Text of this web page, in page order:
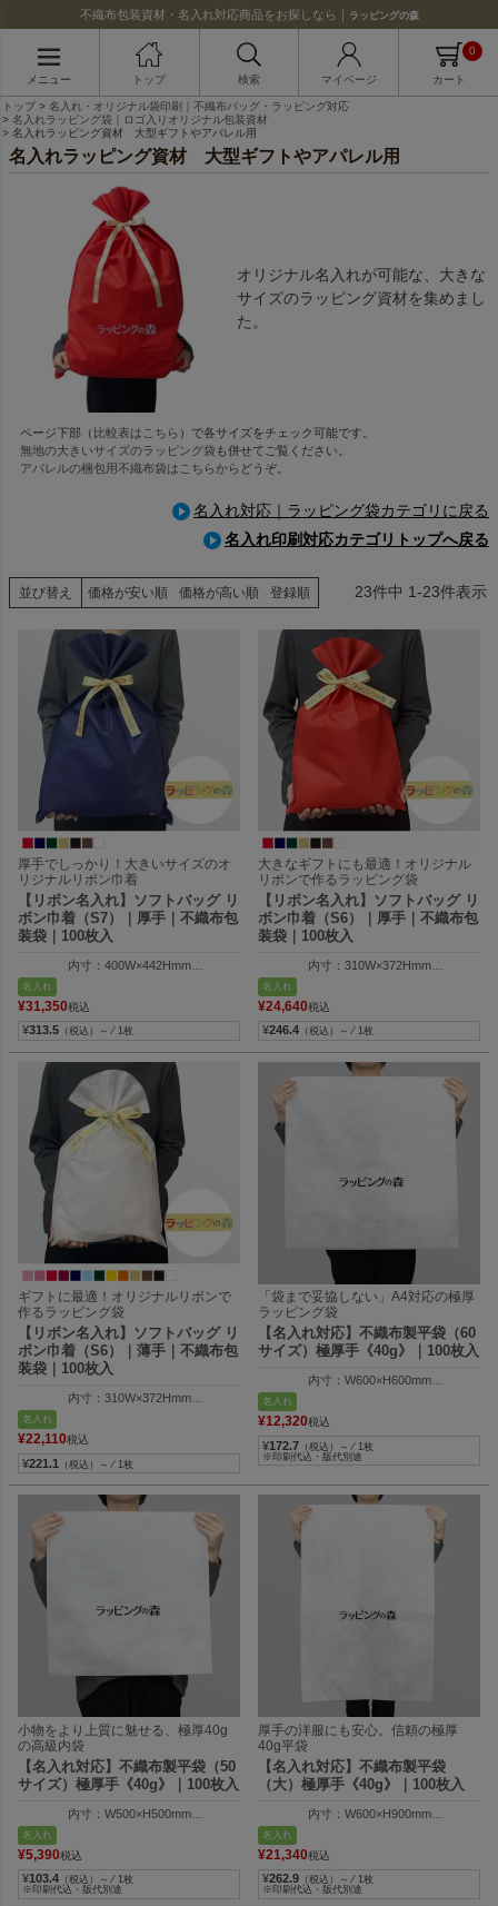
不織布包装資材・名入れ対応商品をお探しなら｜ ラッピングの森
メニュー トップ 検索 マイページ カート
0
トップ
名入れ・オリジナル袋印刷｜不織布バッグ・ラッピング対応
名入れラッピング袋｜ロゴ入りオリジナル包装資材
名入れラッピング資材 大型ギフトやアパレル用
名入れラッピング資材 大型ギフトやアパレル用
オリジナル名入れが可能な、大きな
サイズのラッピング資材を集めまし
た。
ページ下部（ 比較表はこちら ）で各サイズをチェック可能です。
無地の大きいサイズのラッピング袋 も併せてご覧ください。
アパレルの梱包用不織布袋はこちらから どうぞ。
名入れ対応｜ラッピング袋カテゴリに戻る
名入れ印刷対応カテゴリトップへ戻る
並び替え 価格が安い順 価格が高い順 登録順 23件中 1-23件表示
厚手でしっかり！大きいサイズのオ
リジナルリボン巾着
【リボン名入れ】ソフトバッグ リ
ボン巾着（S7）｜厚手｜不織布包
装袋｜100枚入
内寸：400W×442Hmm
名入れ
¥31,350税込
¥313.5 （税込）～ ⁄ 1枚
大きなギフトにも最適！オリジナル
リボンで作るラッピング袋
【リボン名入れ】ソフトバッグ リ
ボン巾着（S6）｜厚手｜不織布包
装袋｜100枚入
内寸：310W×372Hmm
名入れ
¥24,640税込
¥246.4 （税込）～ ⁄ 1枚
ギフトに最適！オリジナルリボンで
作るラッピング袋
【リボン名入れ】ソフトバッグ リ
ボン巾着（S6）｜薄手｜不織布包
装袋｜100枚入
内寸：310W×372Hmm
名入れ
¥22,110税込
¥221.1 （税込）～ ⁄ 1枚
「袋まで妥協しない」A4対応の極厚
ラッピング袋
【名入れ対応】不織布製平袋（60
サイズ）極厚手《40g》｜100枚入
内寸：W600×H600mm
名入れ
¥12,320税込
¥172.7 （税込）～ ⁄ 1枚
※印刷代込・版代別途
小物をより上質に魅せる、極厚40g
の高級内袋
【名入れ対応】不織布製平袋（50
サイズ）極厚手《40g》｜100枚入
内寸：W500×H500mm
名入れ
¥5,390税込
¥103.4 （税込）～ ⁄ 1枚
※印刷代込・版代別途
厚手の洋服にも安心。信頼の極厚
40g平袋
【名入れ対応】不織布製平袋
（大）極厚手《40g》｜100枚入
内寸：W600×H900mm
名入れ
¥21,340税込
¥262.9 （税込）～ ⁄ 1枚
※印刷代込・版代別途